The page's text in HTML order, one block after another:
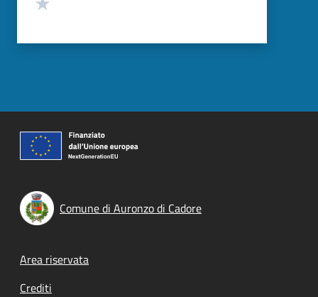
Comune di Auronzo di Cadore
Footer menu
Area riservata
Crediti